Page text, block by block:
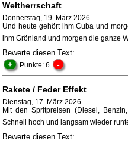
Weltherrschaft
Donnerstag, 19. März 2026
Und heute gehört ihm Cuba und
ihm Grönland und morgen die ganze
Bewerte diesen Text:
+ Punkte: 6 -
Rakete / Feder Effekt
Dienstag, 17. März 2026
Mit den Spritpreisen (Diesel,
Schnell hoch und langsam wieder
Bewerte diesen Text: